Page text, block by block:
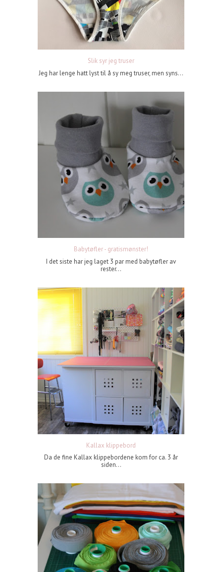
Slik syr jeg truser
Jeg har lenge hatt lyst til å sy meg truser, men syns...
Babytøfler - gratismønster!
I det siste har jeg laget 3 par med babytøfler av
rester...
Kallax klippebord
Da de fine Kallax klippebordene kom for ca. 3 år
siden...